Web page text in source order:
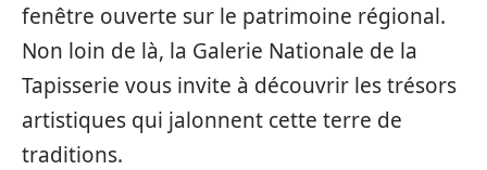
fenêtre ouverte sur le patrimoine régional.
Non loin de là, la Galerie Nationale de la
Tapisserie vous invite à découvrir les trésors
artistiques qui jalonnent cette terre de
traditions.